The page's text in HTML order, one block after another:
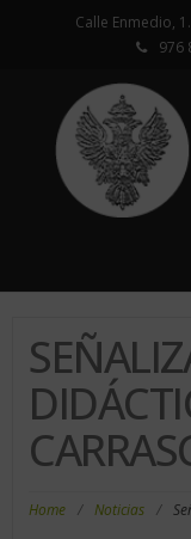
Calle Enmedio,
976
Home / Noticias /